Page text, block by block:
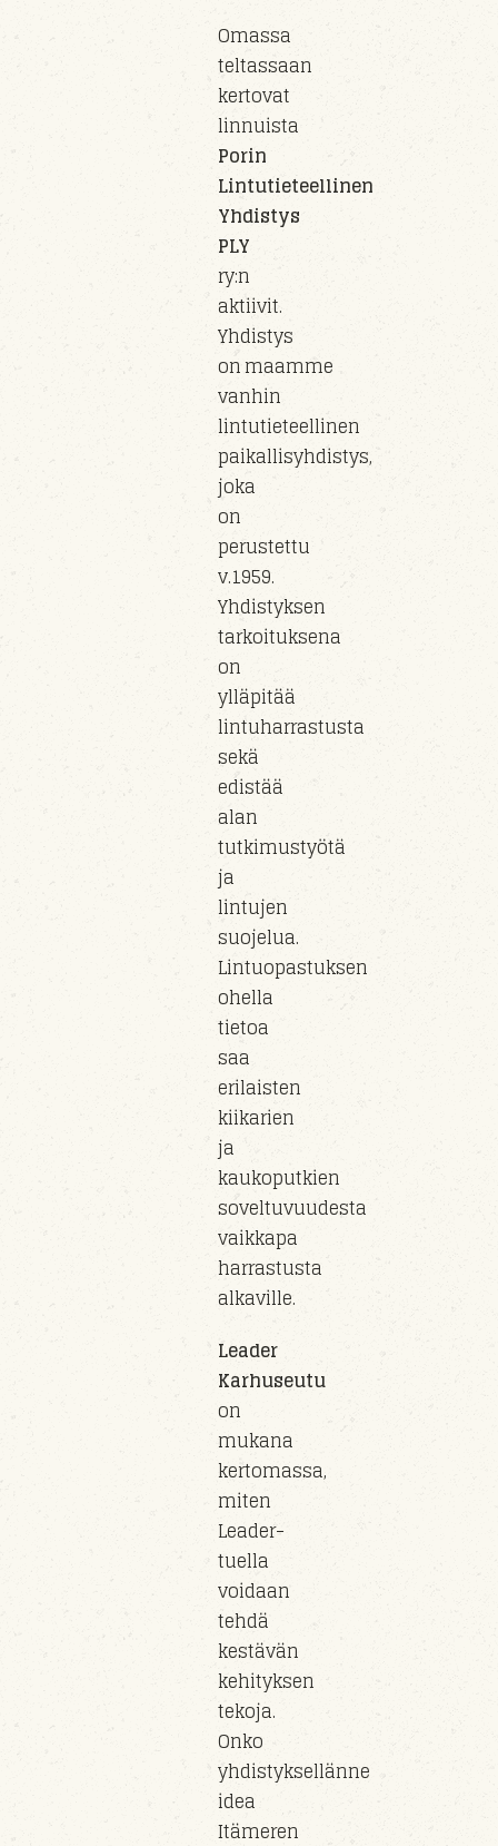
Omassa
teltassaan
kertovat
linnuista
Porin
Lintutieteellinen
Yhdistys
PLY
ry:n
aktiivit.
Yhdistys
on maamme
vanhin
lintutieteellinen
paikallisyhdistys,
joka
on
perustettu
v.1959.
Yhdistyksen
tarkoituksena
on
ylläpitää
lintuharrastusta
sekä
edistää
alan
tutkimustyötä
ja
lintujen
suojelua.
Lintuopastuksen
ohella
tietoa
saa
erilaisten
kiikarien
ja
kaukoputkien
soveltuvuudesta
vaikkapa
harrastusta
alkaville.
Leader
Karhuseutu
on
mukana
kertomassa,
miten
Leader-
tuella
voidaan
tehdä
kestävän
kehityksen
tekoja.
Onko
yhdistyksellänne
idea
Itämeren